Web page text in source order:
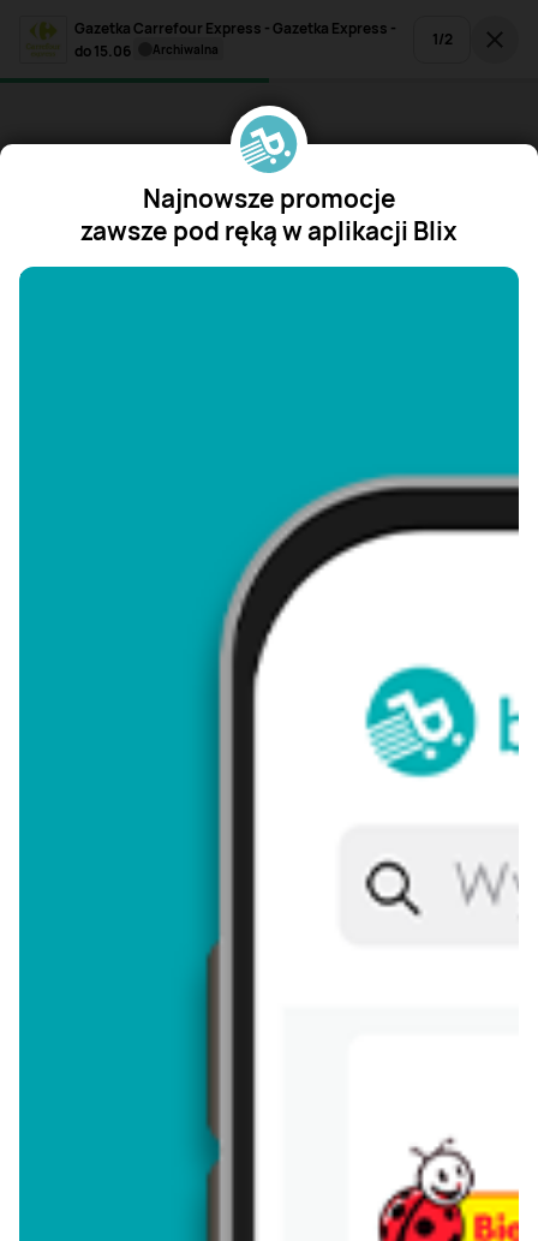
Gazetka Carrefour Express - Gazetka Express -
do 15.06
archiwalna 1/2
Najnowsze promocje
zawsze pod ręką w aplikacji Blix
"/>